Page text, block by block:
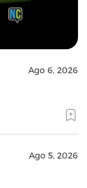
Ago 6, 2026
Ago 5, 2026